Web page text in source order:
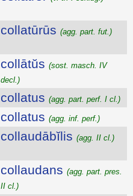
collatūrūs (agg. part. fut.)
collātŭs (sost. masch. IV
decl.)
collatus (agg. part. perf. I cl.)
collatus (agg. inf. perf.)
collaudābĭlis (agg. II cl.)
collaudans (agg. part. pres.
II cl.)